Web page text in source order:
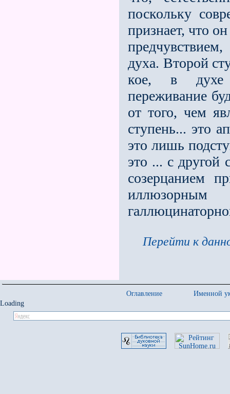
поскольку
признает, что
духа. Второй
кое, в духе
переживание
от того, чем
ступень... это
это лишь
это ... с другой
созерцанием
иллюзорным
Перейти к
Оглавление
Именной
Loading